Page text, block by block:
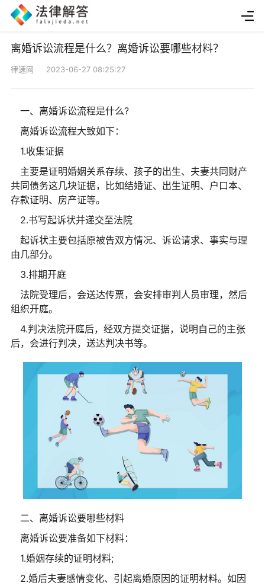
离婚诉讼流程是什么？离婚诉讼要哪些材料？
律速网 2023-06-27 08:25:27
一、离婚诉讼流程是什么?
离婚诉讼流程大致如下：
1.收集证据
主要是证明婚姻关系存续、孩子的出生、夫妻共同财产
共同债务这几块证据，比如结婚证、出生证明、户口本、
存款证明、房产证等。
2.书写起诉状并递交至法院
起诉状主要包括原被告双方情况、诉讼请求、事实与理
由几部分。
3.排期开庭
法院受理后，会送达传票，会安排审判人员审理，然后
组织开庭。
4.判决法院开庭后，经双方提交证据，说明自己的主张
后，会进行判决，送达判决书等。
二、离婚诉讼要哪些材料
离婚诉讼要准备如下材料：
1.婚姻存续的证明材料;
2.婚后夫妻感情变化、引起离婚原因的证明材料。如因